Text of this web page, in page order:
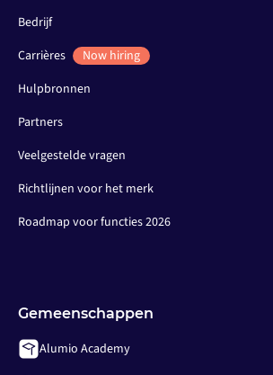
Bedrijf
Carrières
Now hiring
Hulpbronnen
Partners
Veelgestelde vragen
Richtlijnen voor het merk
Roadmap voor functies 2026
Gemeenschappen
Alumio Academy